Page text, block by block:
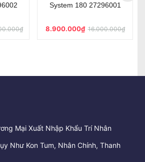
System 180 27296001
8.900.000₫16.000.000₫
Mại Xuất Nhập Khẩu Trí Nhân
Như Kon Tum, Nhân Chính, Thanh